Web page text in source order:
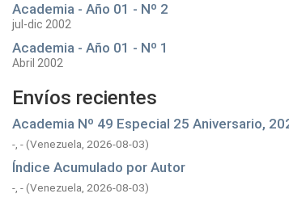
Academia - Año 01 - Nº 2
jul-dic 2002
Academia - Año 01 - Nº 1
Abril 2002
Envíos recientes
Academia Nº 49 Especial 25 Aniversario,
-, -(Venezuela, 2026-08-03)
Índice Acumulado por Autor
-, -(Venezuela, 2026-08-03)